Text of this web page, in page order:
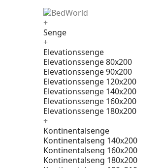
+
Senge
+
Elevationssenge
Elevationssenge 80x200
Elevationssenge 90x200
Elevationssenge 120x200
Elevationssenge 140x200
Elevationssenge 160x200
Elevationssenge 180x200
+
Kontinentalsenge
Kontinentalseng 140x200
Kontinentalseng 160x200
Kontinentalseng 180x200